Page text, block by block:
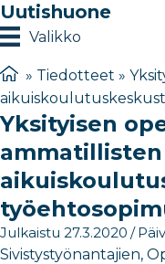
Uutishuone
Valikko
» Tiedotteet »
Yksityisen
ammatillisten
Julkaistu 27.3.2020 /
Sivistystyönantajien,